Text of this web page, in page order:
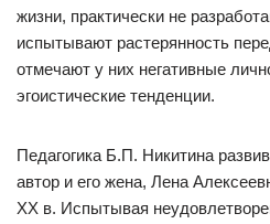
жизни, практически не
испытывают растерянность
отмечают у них негативные
эгоистические тенденции.
Педагогика Б.П. Никитина
автор и его жена, Лена
XX в. Испытывая